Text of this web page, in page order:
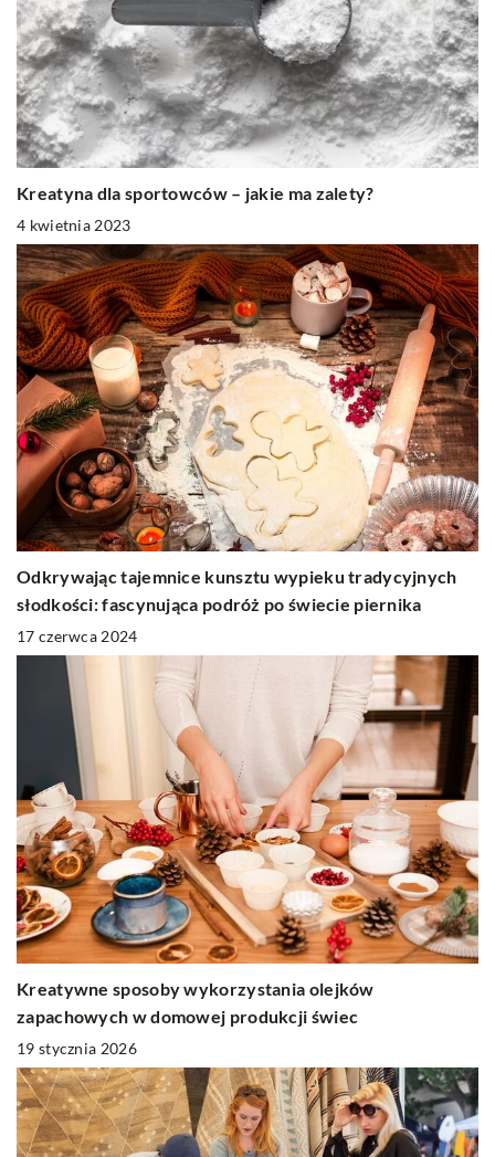
Kreatyna dla sportowców – jakie ma zalety?
4 kwietnia 2023
Odkrywając tajemnice kunsztu wypieku tradycyjnych
słodkości: fascynująca podróż po świecie piernika
17 czerwca 2024
Kreatywne sposoby wykorzystania olejków
zapachowych w domowej produkcji świec
19 stycznia 2026